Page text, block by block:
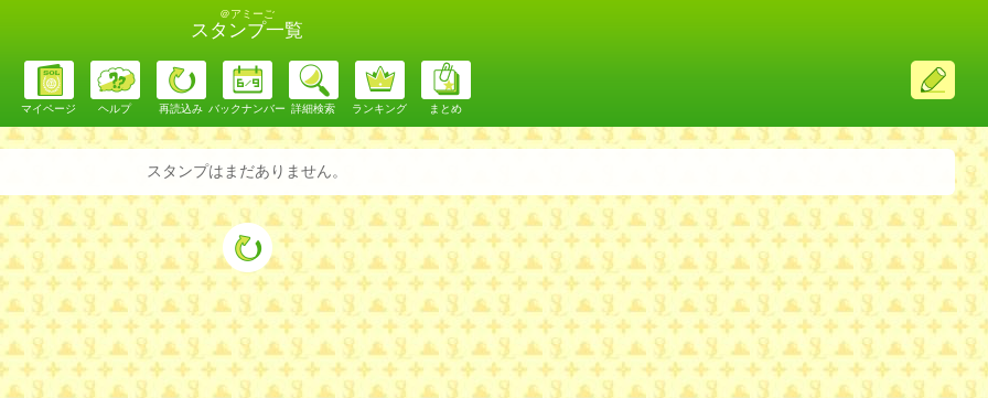
＠アミーご
スタンプ一覧
ス
レ
投
マイページ ヘルプ 再読込み バックナンバー 詳細検索 ランキング まとめ
スタンプはまだありません。